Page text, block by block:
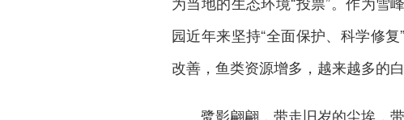
园近年来坚持“全面保护、科学修
改善，鱼类资源增多，越来越多的白
鹭影翩翩，带走旧岁的尘埃，